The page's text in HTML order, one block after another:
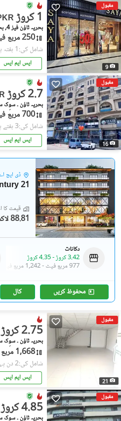
مقبول
9
1 کروڑ
بحریہ ٹاؤن فیز 4, بحریہ ٹاؤن راولپنڈی
250 مربع فیٹ
شامل کی:1 ہفتہ پہل
ایس ایم ایس
مقبول
16
2.7 کروڑ
بحریہ ٹاؤن ۔ سوِک
700 مربع فیٹ
شامل کی:3 ہفتے پہل
ایس ایم ایس
ڈی ایچ اے
21
قیمت کا
88.81 لاکھ
دکانات
3.42 کروڑ
-4.35 کروڑ
977 مربع فیٹ
-1,242 مربع فیٹ
محفوظ کریں کال
مقبول
21
2.75 کروڑ
بحریہ ٹاؤن ۔ سوِک
1,668 مربع فیٹ
شامل کی:2 دن پہل
ایس ایم ایس
مقبول
4.85 کروڑ
بحریہ ٹاؤن ۔ سوِک